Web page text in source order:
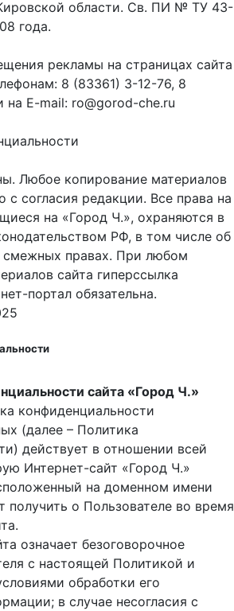
области. Св. ПИ № ТУ 43-
года.
рекламы на страницах сайта
8 (83361) 3-12-76, 8
на E-mail: ro@gorod-che.ru
Любое копирование материалов
с согласия редакции. Все права на
на «Город Ч.», охраняются в
РФ, в том числе об
смежных правах. При любом
сайта гиперссылка
портал обязательна.
сайта «Город Ч.»
конфиденциальности
(далее – Политика
действует в отношении всей
Интернет-сайт «Город Ч.»
на доменном имени
о Пользователе во время
означает безоговорочное
с настоящей Политикой и
обработки его
в случае несогласия с